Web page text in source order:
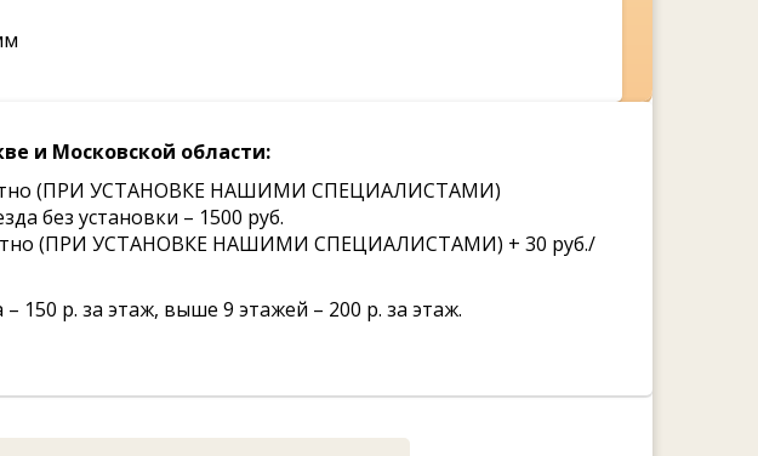
и Московской области:
(ПРИ УСТАНОВКЕ НАШИМИ СПЕЦИАЛИСТАМИ)
без установки – 1500 руб.
(ПРИ УСТАНОВКЕ НАШИМИ СПЕЦИАЛИСТАМИ) + 30 руб./
150 р. за этаж, выше 9 этажей – 200 р. за этаж.